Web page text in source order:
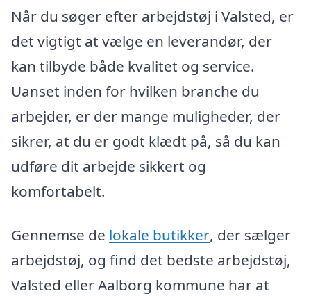
Når du søger efter arbejdstøj i Valsted, er
det vigtigt at vælge en leverandør, der
kan tilbyde både kvalitet og service.
Uanset inden for hvilken branche du
arbejder, er der mange muligheder, der
sikrer, at du er godt klædt på, så du kan
udføre dit arbejde sikkert og
komfortabelt.
Gennemse de lokale butikker, der sælger
arbejdstøj, og find det bedste arbejdstøj,
Valsted eller Aalborg kommune har at